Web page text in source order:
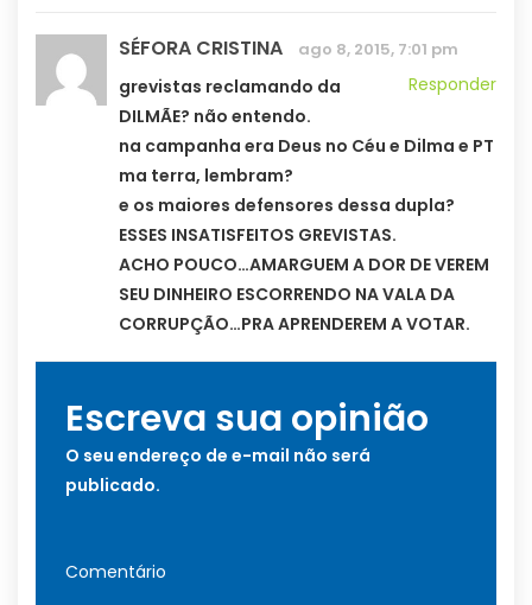
SÉFORA CRISTINA ago 8, 2015, 7:01 pm
Responder
grevistas reclamando da
DILMÃE? não entendo.
na campanha era Deus no Céu e Dilma e PT
ma terra, lembram?
e os maiores defensores dessa dupla?
ESSES INSATISFEITOS GREVISTAS.
ACHO POUCO…AMARGUEM A DOR DE VEREM
SEU DINHEIRO ESCORRENDO NA VALA DA
CORRUPÇÃO…PRA APRENDEREM A VOTAR.
Escreva sua opinião
O seu endereço de e-mail não será
publicado.
Comentário